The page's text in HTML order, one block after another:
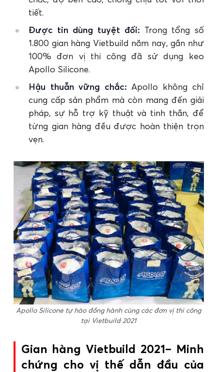
tiết.
Được tin dùng tuyệt đối: Trong tổng số
1.800 gian hàng Vietbuild năm nay, gần như
100% đơn vị thi công đã sử dụng keo
Apollo Silicone.
Hậu thuẫn vững chắc: Apollo không chỉ
cung cấp sản phẩm mà còn mang đến giải
pháp, sự hỗ trợ kỹ thuật và tinh thần, để
từng gian hàng đều được hoàn thiện trọn
vẹn.
Apollo Silicone tự hào đồng hành cùng các đơn vị thi công
tại Vietbuild 2021
Gian hàng Vietbuild 2021– Minh
chứng cho vị thế dẫn đầu của